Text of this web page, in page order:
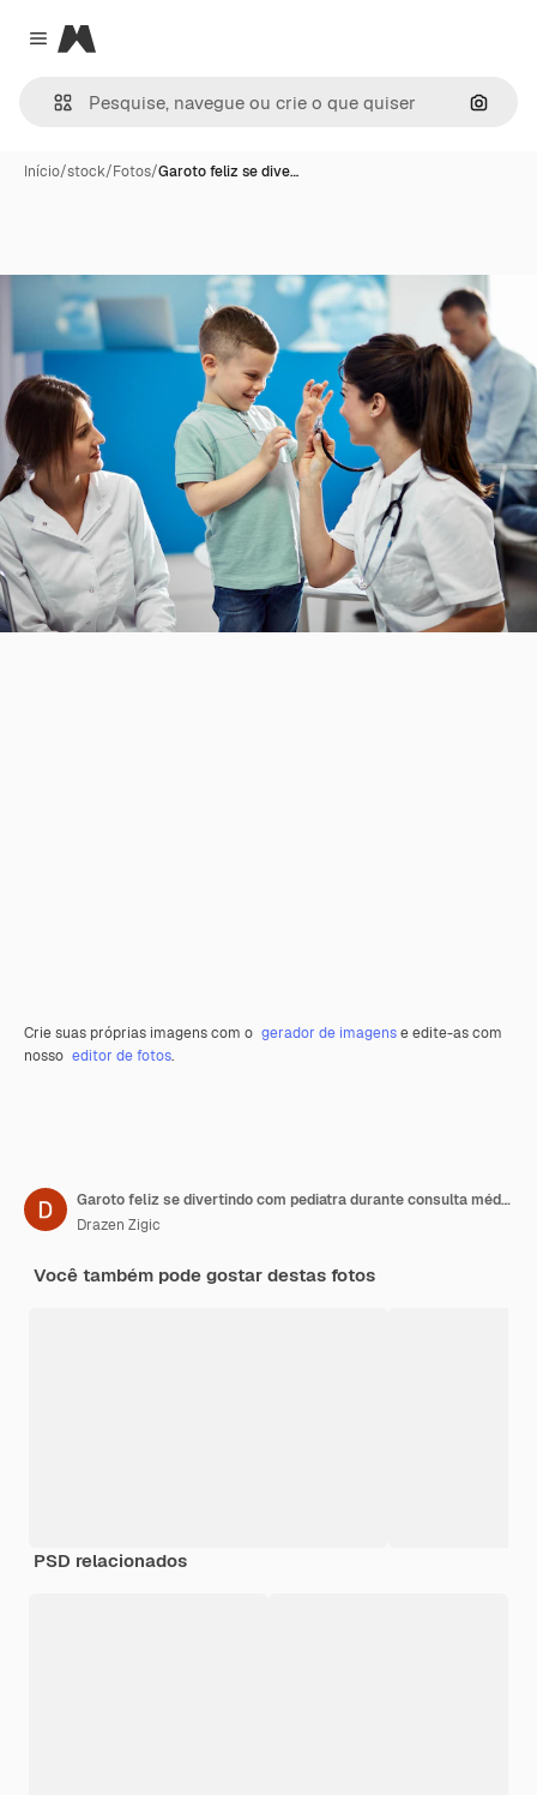
Close menu
Magnific
Início/stock/Fotos/Garoto feliz se dive…
Crie suas próprias imagens com o gerador de imagense edite-as com
nosso editor de fotos.
Garoto feliz se divertindo com pediatra durante consulta médica no consultório médico
Drazen Zigic
Você também pode gostar destas fotos
PSD relacionados